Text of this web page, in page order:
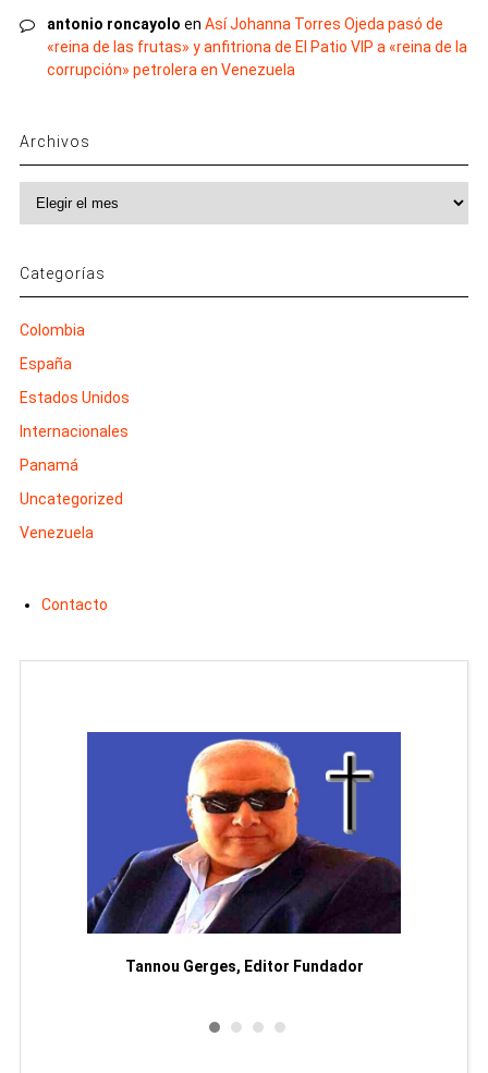
antonio roncayolo en Así Johanna Torres Ojeda pasó de
«reina de las frutas» y anfitriona de El Patio VIP a «reina de la
corrupción» petrolera en Venezuela
Archivos
Categorías
Colombia
España
Estados Unidos
Internacionales
Panamá
Uncategorized
Venezuela
Contacto
Tannou Gerges, Editor Fundador